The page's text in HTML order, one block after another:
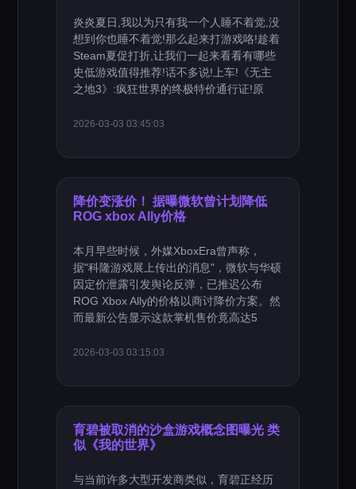
炎炎夏日,我以为只有我一个人睡不着觉,没
想到你也睡不着觉!那么起来打游戏咯!趁着
Steam夏促打折,让我们一起来看看有哪些
史低游戏值得推荐!话不多说!上车!《无主
之地3》:疯狂世界的终极特价通行证!原
2026-03-03 03:45:03
降价变涨价！ 据曝微软曾计划降低
ROG xbox Ally价格
本月早些时候，外媒XboxEra曾声称，
据"科隆游戏展上传出的消息"，微软与华硕
因定价泄露引发舆论反弹，已推迟公布
ROG Xbox Ally的价格以商讨降价方案。然
而最新公告显示这款掌机售价竟高达5
2026-03-03 03:15:03
育碧被取消的沙盒游戏概念图曝光 类
似《我的世界》
与当前许多大型开发商类似，育碧正经历